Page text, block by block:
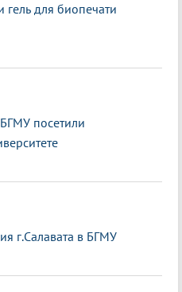
гель для биопечати
посетили
г.Салавата в БГМУ